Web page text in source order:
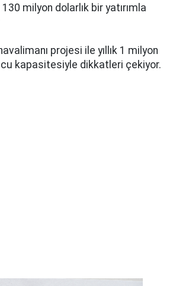
milyon dolarlık bir yatırımla
projesi ile yıllık 1 milyon
kapasitesiyle dikkatleri çekiyor.